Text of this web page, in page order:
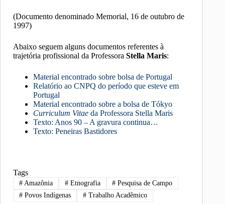
(Documento denominado Memorial, 16 de outubro de
1997)
Abaixo seguem alguns documentos referentes à
trajetória profissional da Professora Stella Maris:
Material encontrado sobre bolsa de Portugal
Relatório ao CNPQ do período que esteve em
Portugal
Material encontrado sobre a bolsa de Tókyo
Curriculum Vitae da Professora Stella Maris
Texto: Anos 90 – A gravura continua…
Texto: Peneiras Bastidores
Tags
#Amazônia #Etnografia # Pesquisa de Campo
#Povos Indígenas #Trabalho Acadêmico